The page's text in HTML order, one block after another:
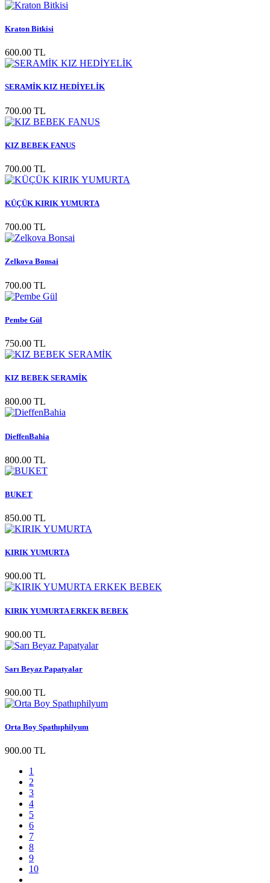
Kraton Bitkisi
600.00 TL
SERAMİK KIZ HEDİYELİK
700.00 TL
KIZ BEBEK FANUS
700.00 TL
KÜÇÜK KIRIK YUMURTA
700.00 TL
Zelkova Bonsai
700.00 TL
Pembe Gül
750.00 TL
KIZ BEBEK SERAMİK
800.00 TL
DieffenBahia
800.00 TL
BUKET
850.00 TL
KIRIK YUMURTA
900.00 TL
KIRIK YUMURTA ERKEK BEBEK
900.00 TL
Sarı Beyaz Papatyalar
900.00 TL
Orta Boy Spathıphilyum
900.00 TL
1
2
3
4
5
6
7
8
9
10